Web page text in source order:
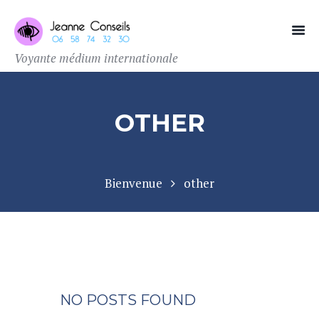
Voyante médium internationale
OTHER
Bienvenue other
NO POSTS FOUND